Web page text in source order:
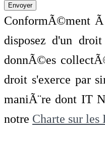
ConformÃ©ment
disposez d'un
donnÃ©es
droit s'exerce par
maniÃ¨re dont IT
notre Charte sur les